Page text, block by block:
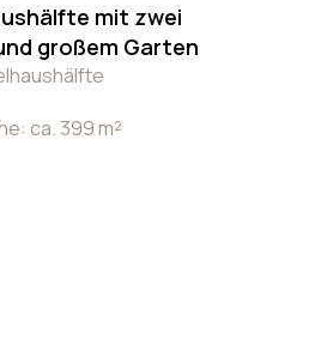
mit zwei
großem Garten
ca. 399 m²